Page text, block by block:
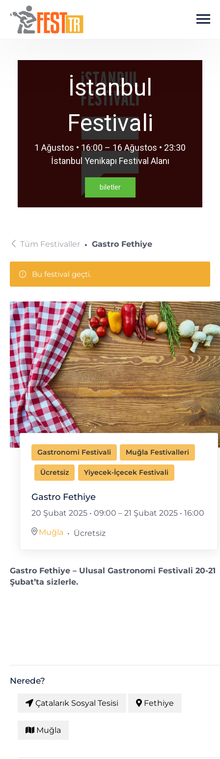
Ana içeriğe atla
İstanbul
Festivali
1 Ağustos • 16:00 – 16 Ağustos • 23:30
İstanbul Yenikapı Festival Alanı
biletler
Tüm Festivaller Gastro Fethiye
Bu festival geçti.
Gastronomi Festivali Muğla Festivalleri
Ücretsiz Yiyecek-İçecek Festivali
Gastro Fethiye
20 Şubat 2025 • 09:00 – 21 Şubat 2025 • 16:00
Muğla Ücretsiz
Gastro Fethiye – Ulusal Gastronomi Festivali 20-21
Şubat’ta sizlerle.
Nerede?
Çatalarık Sosyal Tesisi Fethiye
Muğla